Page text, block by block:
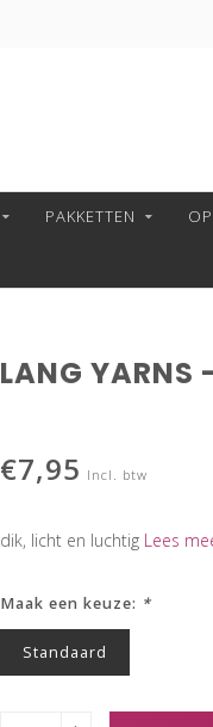
PAKKETTEN
LANG YARNS
€7,95 Incl. btw
dik, licht en luchtig Lees
Maak een keuze: *
Standaard